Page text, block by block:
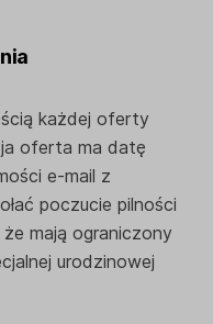
każdej oferty
oferta ma datę
e-mail z
poczucie pilności
mają ograniczony
urodzinowej